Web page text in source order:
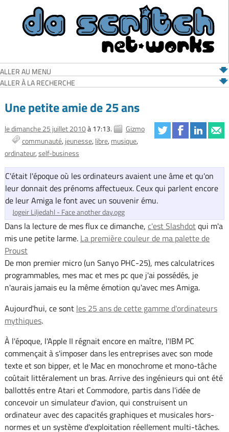
ALLER AU MENU
ALLER À LA RECHERCHE
Une petite amie de 25 ans
le dimanche 25 juillet 2010à 17:13.
Gizmo
communauté jeunesse libre musique
ordinateur self-business
C'était l'époque où les ordinateurs avaient une âme et qu'on
leur donnait des prénoms affectueux. Ceux qui parlent encore
de leur Amiga le font avec un souvenir ému.
Jogeir Liljedahl - Face another day.ogg
Dans la lecture de mes flux ce dimanche, c'est Slashdotqui m'a
mis une petite larme. La première couleur de ma palette de
Proust
De mon premier micro (un Sanyo PHC-25), mes calculatrices
programmables, mes mac et mes pc que j'ai possédés, je
n'aurais jamais eu la même émotion qu'avec mes Amiga.
Aujourd'hui, ce sont les 25 ans de cette gamme d'ordinateurs
mythiques.
À l'époque, l'Apple II régnait encore en maître, l'IBM PC
commençait à s'imposer dans les entreprises avec son mode
texte et son bipper, et le Mac en monochrome et mono-tâche
coûtait littéralement un bras. Arrive des ingénieurs qui ont été
ballottés entre Atari et Commodore, partis dans l'idée de
concevoir un simulateur d'avion, qui construisent un
ordinateur avec des capacités graphiques et musicales hors-
normes et un système d'exploitation réellement multi-tâches.